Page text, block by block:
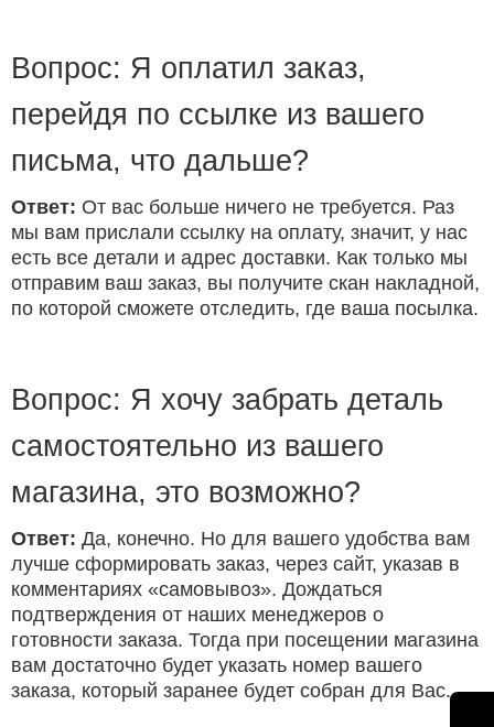
Вопрос: Я оплатил заказ,
перейдя по ссылке из вашего
письма, что дальше?
Ответ: От вас больше ничего не требуется. Раз
мы вам прислали ссылку на оплату, значит, у нас
есть все детали и адрес доставки. Как только мы
отправим ваш заказ, вы получите скан накладной,
по которой сможете отследить, где ваша посылка.
Вопрос: Я хочу забрать деталь
самостоятельно из вашего
магазина, это возможно?
Ответ: Да, конечно. Но для вашего удобства вам
лучше сформировать заказ, через сайт, указав в
комментариях «самовывоз». Дождаться
подтверждения от наших менеджеров о
готовности заказа. Тогда при посещении магазина
вам достаточно будет указать номер вашего
заказа, который заранее будет собран для Вас.